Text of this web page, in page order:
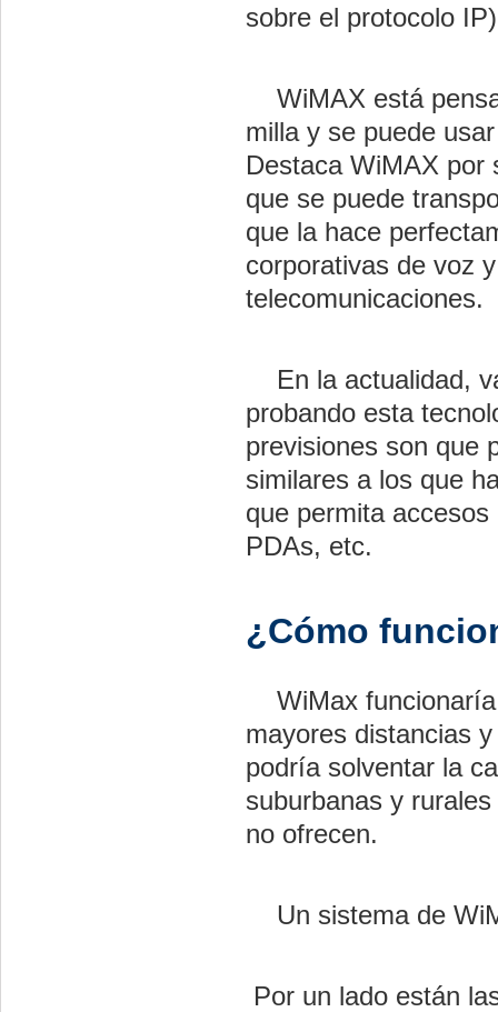
sobre el protocolo
WiMAX está
milla y se puede
Destaca WiMAX por
que se puede
que la hace
corporativas de voz
telecomunicaciones.
En la actualidad,
probando esta
previsiones son que
similares a los que
que permita
PDAs, etc.
¿Cómo
WiMax funcionaría
mayores distancias
podría solventar la
suburbanas y
no ofrecen.
Un sistema de
Por un lado están